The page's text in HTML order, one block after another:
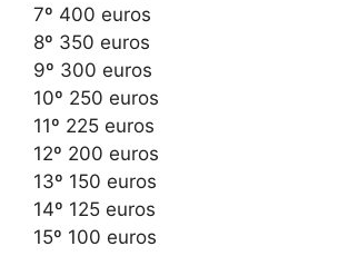
7º 400 euros
8º 350 euros
9º 300 euros
10º 250 euros
11º 225 euros
12º 200 euros
13º 150 euros
14º 125 euros
15º 100 euros